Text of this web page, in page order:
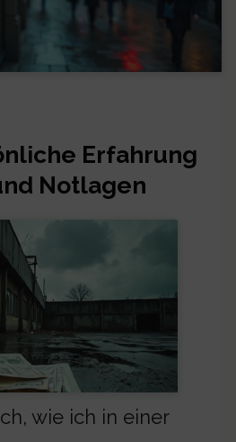
Erfahrung
Notlagen
wie ich in einer